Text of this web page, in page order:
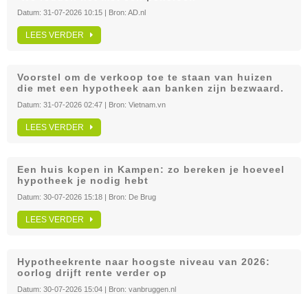
Datum: 31-07-2026 10:15 | Bron: AD.nl
LEES VERDER
Voorstel om de verkoop toe te staan ​​van huizen
die met een hypotheek aan banken zijn bezwaard.
Datum: 31-07-2026 02:47 | Bron: Vietnam.vn
LEES VERDER
Een huis kopen in Kampen: zo bereken je hoeveel
hypotheek je nodig hebt
Datum: 30-07-2026 15:18 | Bron: De Brug
LEES VERDER
Hypotheekrente naar hoogste niveau van 2026:
oorlog drijft rente verder op
Datum: 30-07-2026 15:04 | Bron: vanbruggen.nl